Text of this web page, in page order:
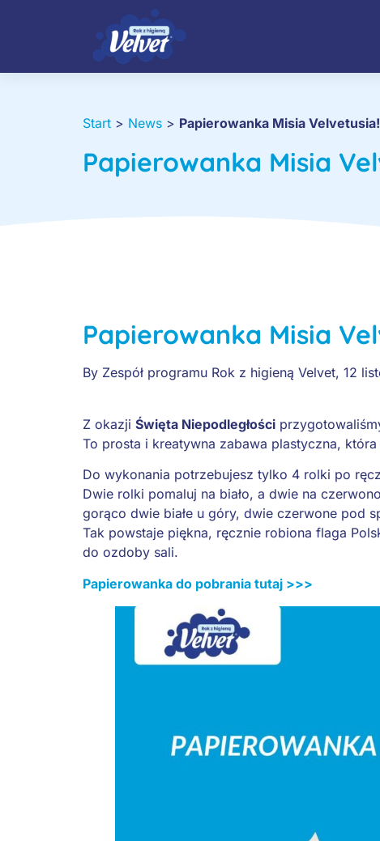
Start > News > Papierowanka Misia Velvetusia!
Papierowanka Misia
Papierowanka Misia
By Zespół programu Rok z higieną Velvet, 12
Z okazji Święta Niepodległości
To prosta i kreatywna zabawa plastyczna,
Do wykonania potrzebujesz tylko 4 rolki po
Dwie rolki pomaluj na biało, a dwie na
gorąco dwie białe u góry, dwie czerwone pod
Tak powstaje piękna, ręcznie robiona flaga
do ozdoby sali.
Papierowanka do pobrania tutaj >>>